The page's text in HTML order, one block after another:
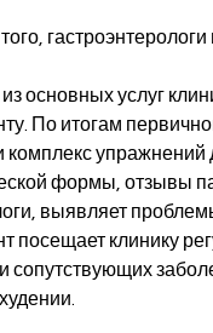
гастроэнтерологи
основных услуг
По итогам
комплекс упражнений
формы, отзывы
выявляет
посещает клинику
сопутствующих